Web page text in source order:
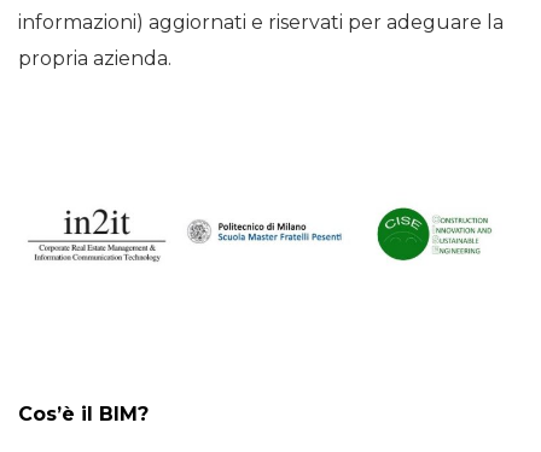
informazioni) aggiornati e riservati per adeguare la
propria azienda.
Cos’è il BIM?